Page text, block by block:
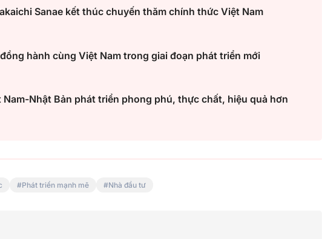
Sanae kết thúc chuyến thăm chính thức Việt Nam
hành cùng Việt Nam trong giai đoạn phát triển mới
Nhật Bản phát triển phong phú, thực chất, hiệu quả hơn
Phát triển mạnh mẽ Nhà đầu tư